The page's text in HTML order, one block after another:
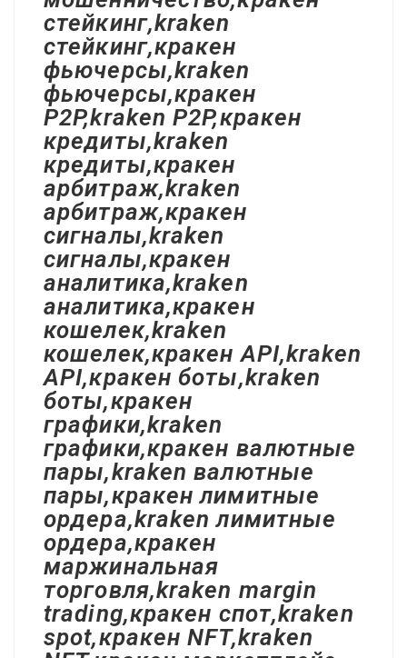
стейкинг,kraken
стейкинг,кракен
фьючерсы,kraken
фьючерсы,кракен
P2P,kraken P2P,кракен
кредиты,kraken
кредиты,кракен
арбитраж,kraken
арбитраж,кракен
сигналы,kraken
сигналы,кракен
аналитика,kraken
аналитика,кракен
кошелек,kraken
кошелек,кракен API,kraken
API,кракен боты,kraken
боты,кракен
графики,kraken
графики,кракен валютные
пары,kraken валютные
пары,кракен лимитные
ордера,kraken лимитные
ордера,кракен
маржинальная
торговля,kraken margin
trading,кракен спот,kraken
spot,кракен NFT,kraken